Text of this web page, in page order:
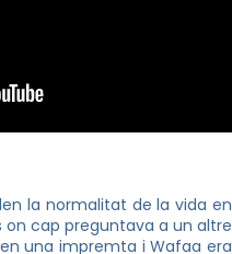
la normalitat de la vida en
on cap preguntava a un altre
una impremta iWafaa era